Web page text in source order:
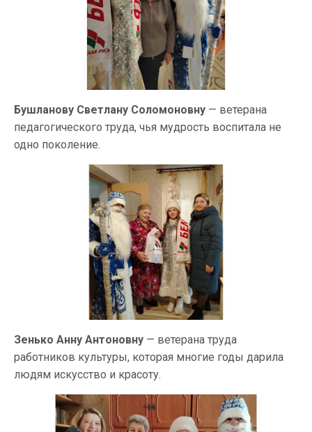
Бушланову Светлану Соломоновну — ветерана
педагогического труда, чья мудрость воспитала не
одно поколение.
Зенько Анну Антоновну — ветерана труда
работников культуры, которая многие годы дарила
людям искусство и красоту.